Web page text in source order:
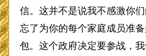
信。这并不是说我不感激你
忘了为你的每个家庭成员准
包。这个政府决定要参战，